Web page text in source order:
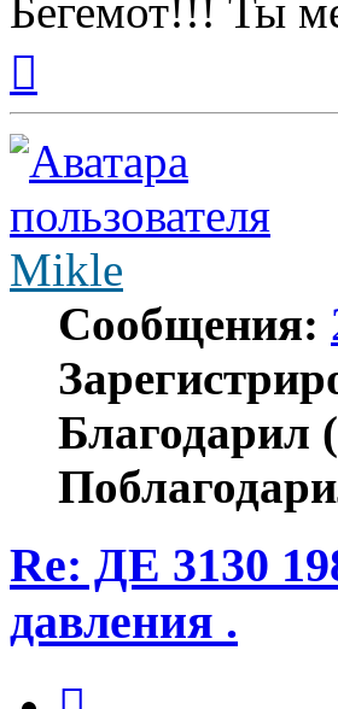
Бегемот!!! Ты
началу
Mikle
Сообщения:
Благодарил
Re: ДЕ 3130
давления .